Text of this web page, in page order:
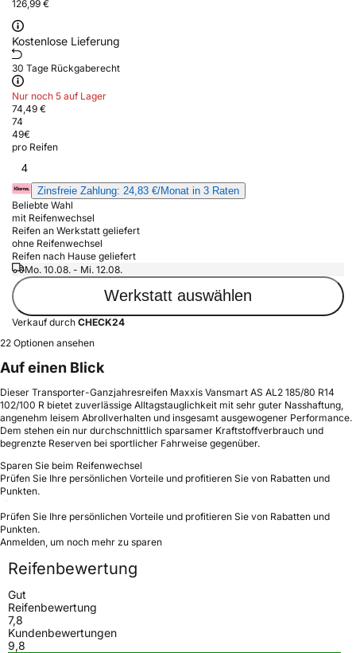
126,99 €
Kostenlose Lieferung
30 Tage Rückgaberecht
Nur noch 5 auf Lager
74,49 €
74
49€
pro Reifen
4
Zinsfreie Zahlung: 24,83 €/Monat in 3 Raten
Beliebte Wahl
mit Reifenwechsel
Reifen an Werkstatt geliefert
ohne Reifenwechsel
Reifen nach Hause geliefert
Mo. 10.08. - Mi. 12.08.
Werkstatt auswählen
Verkauf durch CHECK24
22 Optionen ansehen
Auf einen Blick
Dieser Transporter-Ganzjahresreifen Maxxis Vansmart AS AL2 185/80 R14
102/100 R bietet zuverlässige Alltagstauglichkeit mit sehr guter Nasshaftung,
angenehm leisem Abrollverhalten und insgesamt ausgewogener Performance.
Dem stehen ein nur durchschnittlich sparsamer Kraftstoffverbrauch und
begrenzte Reserven bei sportlicher Fahrweise gegenüber.
Sparen Sie beim Reifenwechsel
Prüfen Sie Ihre persönlichen Vorteile und profitieren Sie von Rabatten und
Punkten.
Prüfen Sie Ihre persönlichen Vorteile und profitieren Sie von Rabatten und
Punkten.
Anmelden, um noch mehr zu sparen
Reifenbewertung
Gut
Reifenbewertung
7,8
Kundenbewertungen
9,8